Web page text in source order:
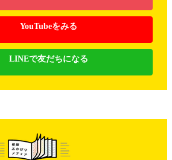
YouTubeをみる
LINEで友だちになる